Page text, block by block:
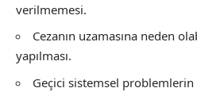
verilmemesi.
Cezanın uzamasına neden
yapılması.
Geçici sistemsel problemlerin